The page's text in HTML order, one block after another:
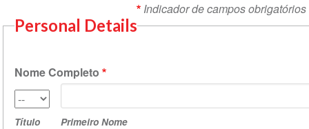
Indicador de campos obrigatórios
Personal Details
Nome Completo
Título
Título
Nome
Primeiro Nome